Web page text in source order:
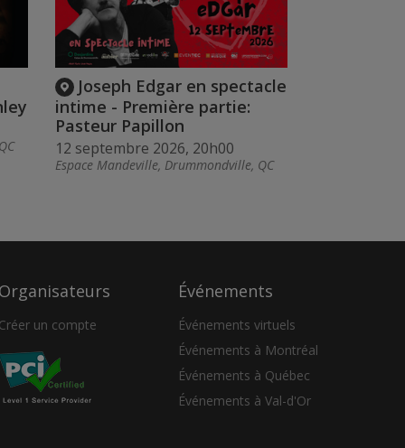
Joseph Edgar en spectacle
intime - Première partie:
Pasteur Papillon
12 septembre 2026, 20h00
Espace Mandeville, Drummondville, QC
un compte
Événements
Événements virtuels
Événements à Montréal
Événements à Québec
Événements à Val-d'Or